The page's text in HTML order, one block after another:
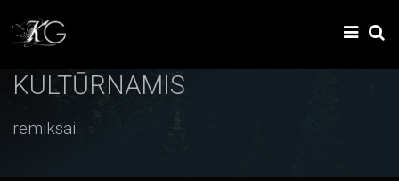
KULTŪRNAMIS
remiksai